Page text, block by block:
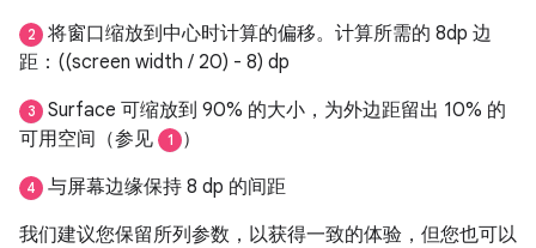
2
将窗口缩放到中心时计算的偏移。计算所需的 8dp 边
距：((screen width / 20) - 8) dp
3
Surface 可缩放到 90% 的大小，为外边距留出 10% 的
可用空间（参见
1 ）
4
与屏幕边缘保持 8 dp 的间距
我们建议您保留所列参数，以获得一致的体验，但您也可以